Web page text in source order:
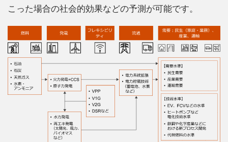
こった場合の社会的効果などの予測が可能です。